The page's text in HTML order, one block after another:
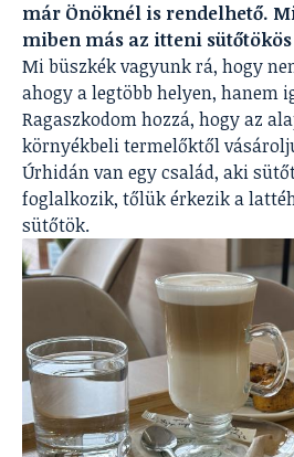
már Önöknél is rendelhető.
miben más az itteni
Mi büszkék vagyunk rá, hogy
ahogy a legtöbb helyen, hanem
Ragaszkodom hozzá, hogy az
környékbeli termelőktől
Úrhidán van egy család, aki
foglalkozik, tőlük érkezik a
sütőtök.